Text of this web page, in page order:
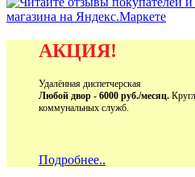
АКЦИЯ!
Удалённая диспетчерская
Любой двор - 6000 руб./месяц.
коммунальных служб.
Подробнее..